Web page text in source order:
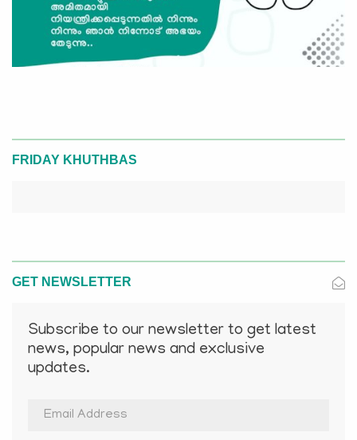
FRIDAY KHUTHBAS
GET NEWSLETTER
Subscribe to our newsletter to get latest
news, popular news and exclusive
updates.